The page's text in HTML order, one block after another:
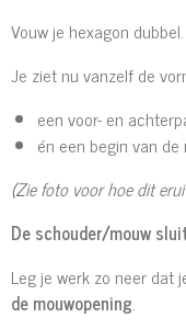
Vouw je hexagon dubbel.
Je ziet nu vanzelf de
een voor- en
én een begin van
(Zie foto voor hoe dit
De schouder/mouw
Leg je werk zo neer dat
de mouwopening.